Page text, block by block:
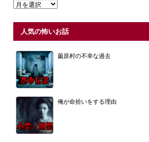
人気の怖いお話
薗原村の不幸な過去
俺が命拾いをする理由